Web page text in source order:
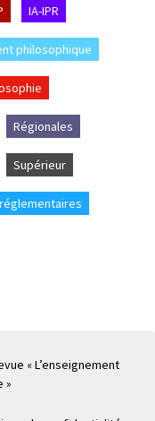
IA-IPR
philosophique
Régionales
Supérieur
« L’enseignement
»